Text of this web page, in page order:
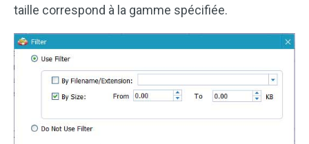
taille correspond à la gamme spécifiée.